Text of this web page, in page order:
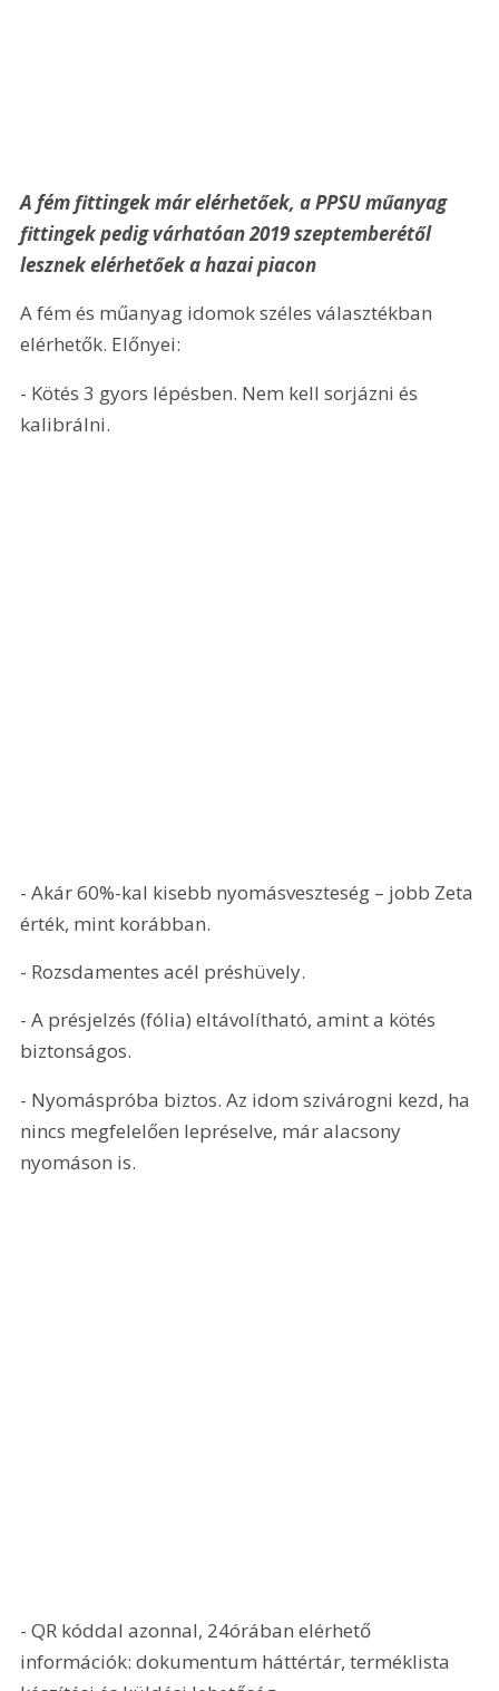
A fém fittingek már elérhetőek, a PPSU műanyag
fittingek pedig várhatóan 2019 szeptemberétől
lesznek elérhetőek a hazai piacon
A fém és műanyag idomok széles választékban
elérhetők. Előnyei:
- Kötés 3 gyors lépésben. Nem kell sorjázni és
kalibrálni.
- Akár 60%-kal kisebb nyomásveszteség – jobb Zeta
érték, mint korábban.
- Rozsdamentes acél préshüvely.
- A présjelzés (fólia) eltávolítható, amint a kötés
biztonságos.
- Nyomáspróba biztos. Az idom szivárogni kezd, ha
nincs megfelelően lepréselve, már alacsony
nyomáson is.
- QR kóddal azonnal, 24órában elérhető
információk: dokumentum háttértár, terméklista